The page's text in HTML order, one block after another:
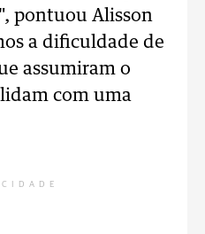
pontuou Alisson
a dificuldade de
assumiram o
com uma